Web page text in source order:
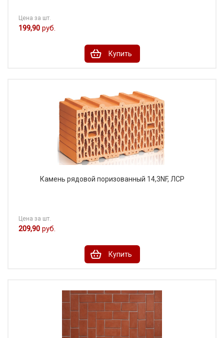
Цена за шт.
199,90 руб.
Купить
Камень рядовой поризованный 14,3NF, ЛСР
Цена за шт.
209,90 руб.
Купить